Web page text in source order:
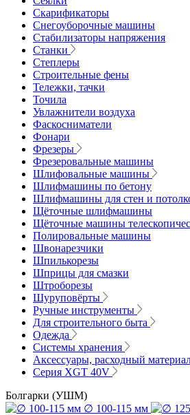
Скарификаторы
Снегоуборочные машины
Стабилизаторы напряжения
Станки
Степлеры
Строительные фены
Тележки, тачки
Точила
Увлажнители воздуха
Фаскосниматели
Фонари
Фрезеры
Фрезеровальные машины
Шлифовальные машины
Шлифмашины по бетону
Шлифмашины для стен и
Щёточные шлифмашины
Щёточные машины
Полировальные машины
Швонарезчики
Шпилькорезы
Шприцы для смазки
Штроборезы
Шуруповёрты
Ручные инструменты
Для строительного быта
Одежда
Системы хранения
Аксессуары, расходный
Серия XGT 40V
Болгарки (УШМ)
∅ 100-115 мм